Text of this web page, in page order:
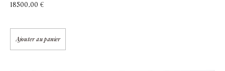
18500,00 €
Ajouter au panier